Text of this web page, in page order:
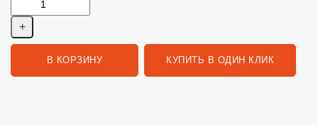
В КОРЗИНУ КУПИТЬ В ОДИН КЛИК